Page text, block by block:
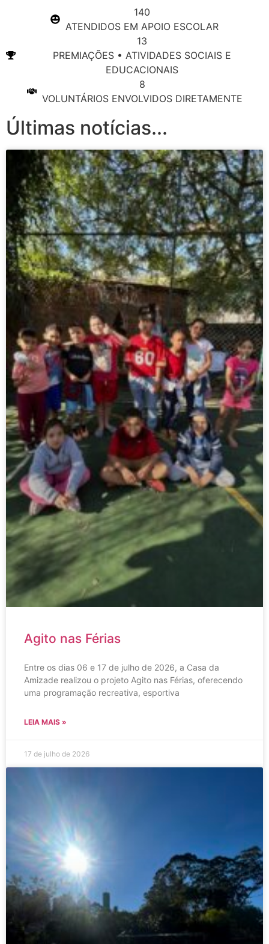
140
ATENDIDOS EM APOIO ESCOLAR
13
PREMIAÇÕES • ATIVIDADES SOCIAIS E
EDUCACIONAIS
8
VOLUNTÁRIOS ENVOLVIDOS DIRETAMENTE
Últimas notícias...
Agito nas Férias
Entre os dias 06 e 17 de julho de 2026, a Casa da
Amizade realizou o projeto Agito nas Férias, oferecendo
uma programação recreativa, esportiva
LEIA MAIS »
17 de julho de 2026